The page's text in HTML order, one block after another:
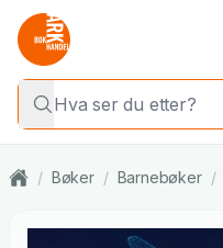
/ Bøker / Barnebøker /